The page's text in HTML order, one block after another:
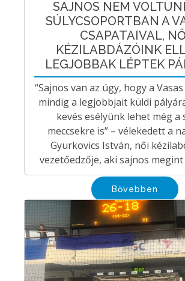
SAJNOS NEM
SÚLYCSOPORTBAN A
CSAPATAIVAL,
KÉZILABDÁZÓINK
LEGJOBBAK LÉPTEK
“Sajnos van az úgy, hogy a
mindig a legjobbjait küldi
kevés esélyünk lehet még a
meccsekre is” – vélekedett a
Gyurkovics István, női
vezetőedzője, aki sajnos
Bővebben